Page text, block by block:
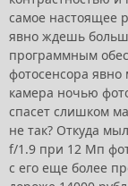
самое настоящее
явно ждешь
программным
фотосенсора
камера ночью
спасет слишком
не так? Откуда
f/1.9 при 12 Мп
с его еще более